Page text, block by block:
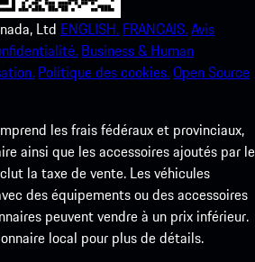
Ltd ENGLISH. FRANCAIS.Avis
Business & Human
Politique des cookies.Open Source
les frais fédéraux et provinciaux,
ainsi que les accessoires ajoutés par le
la taxe de vente. Les véhicules
des équipements ou des accessoires
peuvent vendre à un prix inférieur.
local pour plus de détails.